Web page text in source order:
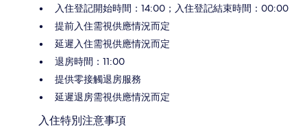
入住登記開始時間：14:00；入住登記結束時間：00:00
提前入住需視供應情況而定
延遲入住需視供應情況而定
退房時間：11:00
提供零接觸退房服務
延遲退房需視供應情況而定
入住特別注意事項